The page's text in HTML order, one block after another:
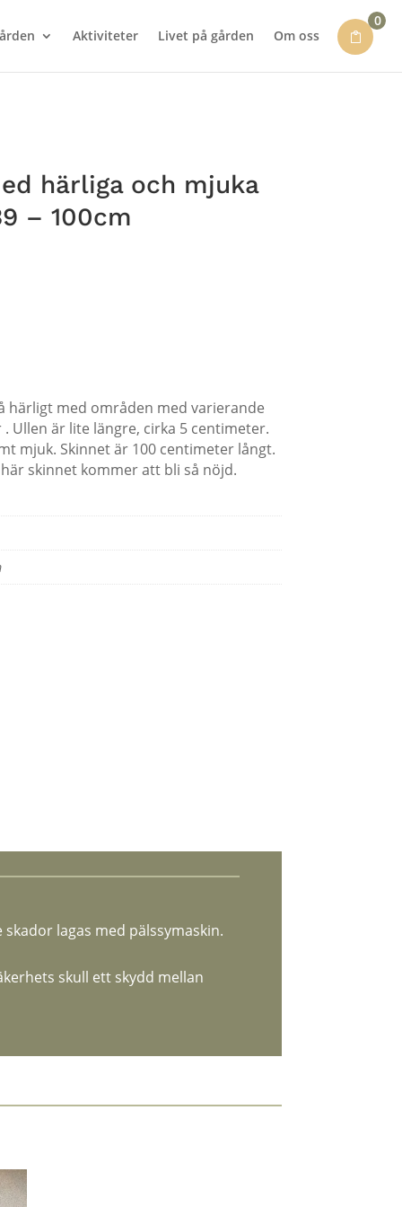
Aktiviteter Livet på gården Om oss
0
härliga och mjuka
– 100cm
härligt med områden med varierande
Ullen är lite längre, cirka 5 centimeter.
mjuk. Skinnet är 100 centimeter långt.
skinnet kommer att bli så nöjd.
lagas med pälssymaskin.
skull ett skydd mellan